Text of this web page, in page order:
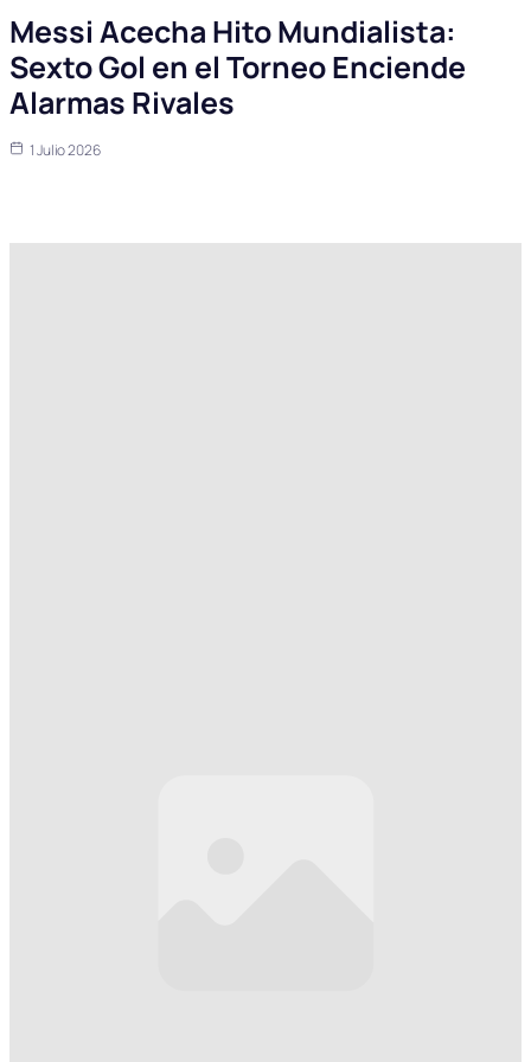
Messi Acecha Hito Mundialista:
Sexto Gol en el Torneo Enciende
Alarmas Rivales
1 Julio 2026